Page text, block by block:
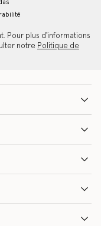
Pour plus d'informations
notre Politique de